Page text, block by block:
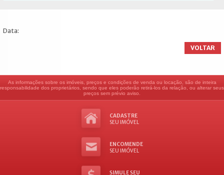
Data:
VOLTAR
As informações sobre os imóveis, preços e condições de venda ou locação, são de inteira
responsabilidade dos proprietários, sendo que eles poderão retirá-los da relação, ou alterar seus
preços sem prévio aviso.
CADASTRE
SEU IMÓVEL
ENCOMENDE
SEU IMÓVEL
SIMULE SEU